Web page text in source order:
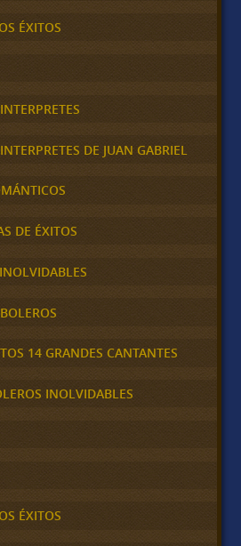
ÉXITOS
DE JUAN GABRIEL
DE ÉXITOS
14 GRANDES CANTANTES
INOLVIDABLES
ÉXITOS